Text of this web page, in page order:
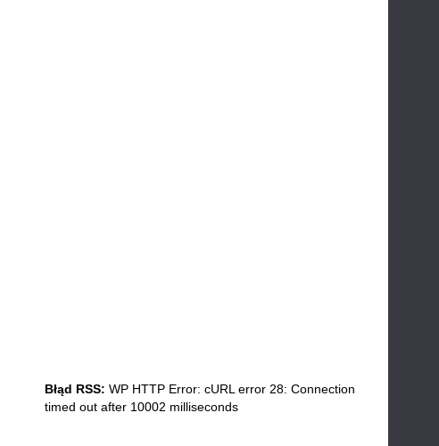
Błąd RSS: WP HTTP Error: cURL error 28: Connection
timed out after 10002 milliseconds